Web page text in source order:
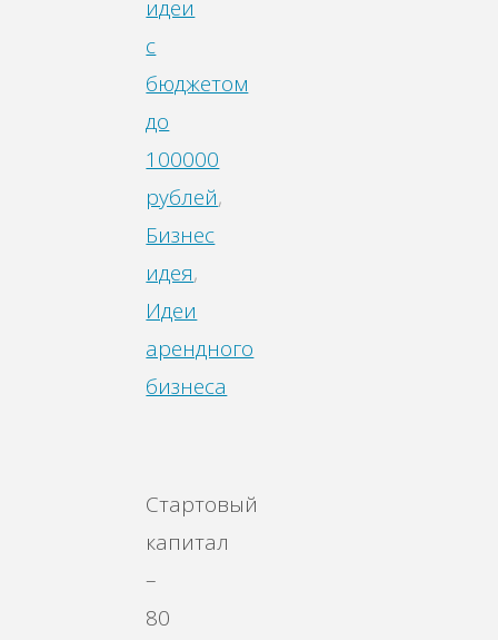
идеи
с
бюджетом
до
100000
рублей,
Бизнес
идея,
Идеи
арендного
бизнеса
Стартовый
капитал
–
80